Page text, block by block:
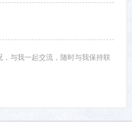
与我一起交流，随时与我保持联